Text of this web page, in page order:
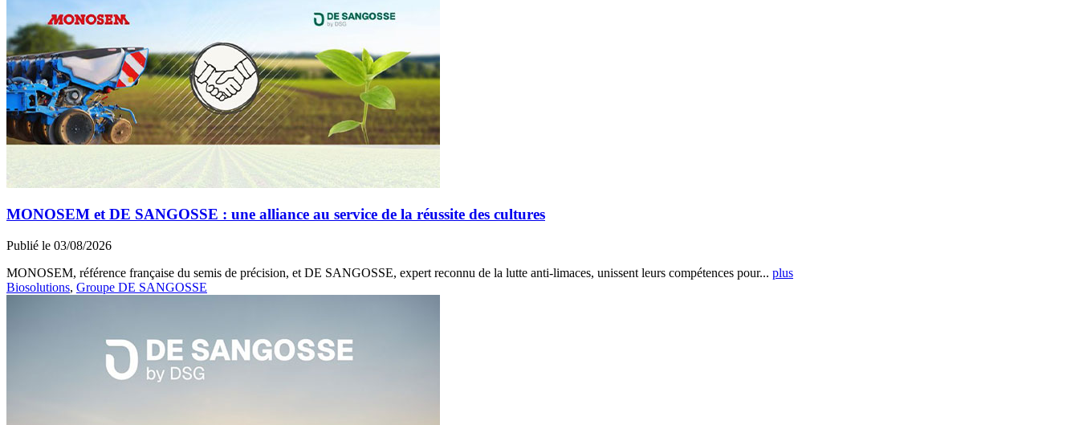
MONOSEM et DE SANGOSSE : une alliance au service de la réussite des cultures
Publié le 03/08/2026
MONOSEM, référence française du semis de précision, et DE SANGOSSE, expert reconnu de la lutte anti-limaces, unissent leurs compétences pour... plus
Biosolutions, Groupe DE SANGOSSE